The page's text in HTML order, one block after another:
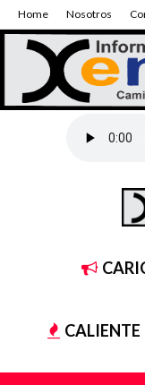
Home Nosotros
CALIENTE